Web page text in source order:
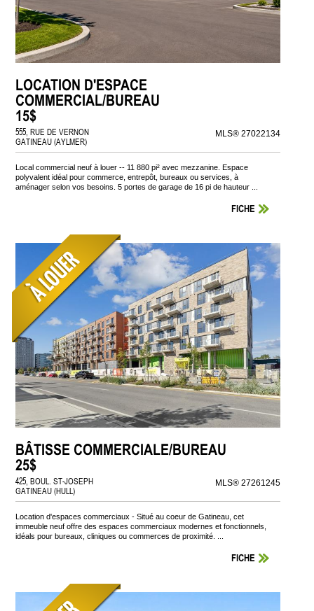
LOCATION D'ESPACE
COMMERCIAL/BUREAU
15$
555, RUE DE VERNON
GATINEAU (AYLMER)
MLS® 27022134
Local commercial neuf à louer -- 11 880 pi² avec mezzanine. Espace
polyvalent idéal pour commerce, entrepôt, bureaux ou services, à
aménager selon vos besoins. 5 portes de garage de 16 pi de hauteur ...
FICHE
BÂTISSE COMMERCIALE/BUREAU
25$
425, BOUL. ST-JOSEPH
GATINEAU (HULL)
MLS® 27261245
Location d'espaces commerciaux - Situé au coeur de Gatineau, cet
immeuble neuf offre des espaces commerciaux modernes et fonctionnels,
idéals pour bureaux, cliniques ou commerces de proximité. ...
FICHE